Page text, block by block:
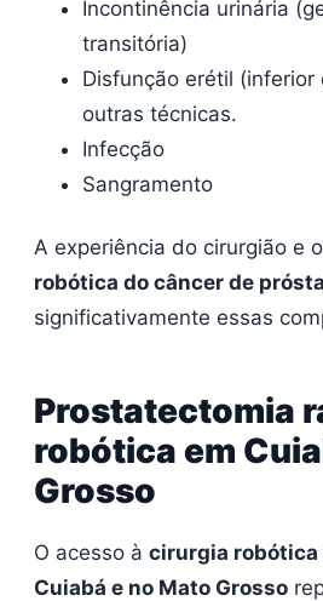
Incontinência urinária
transitória)
Disfunção erétil (inferior
outras técnicas.
Infecção
Sangramento
A experiência do cirurgião e
robótica do câncer de
significativamente essas
Prostatectomia
robótica em
Grosso
O acesso à cirurgia robótica
Cuiabá e no Mato Grosso